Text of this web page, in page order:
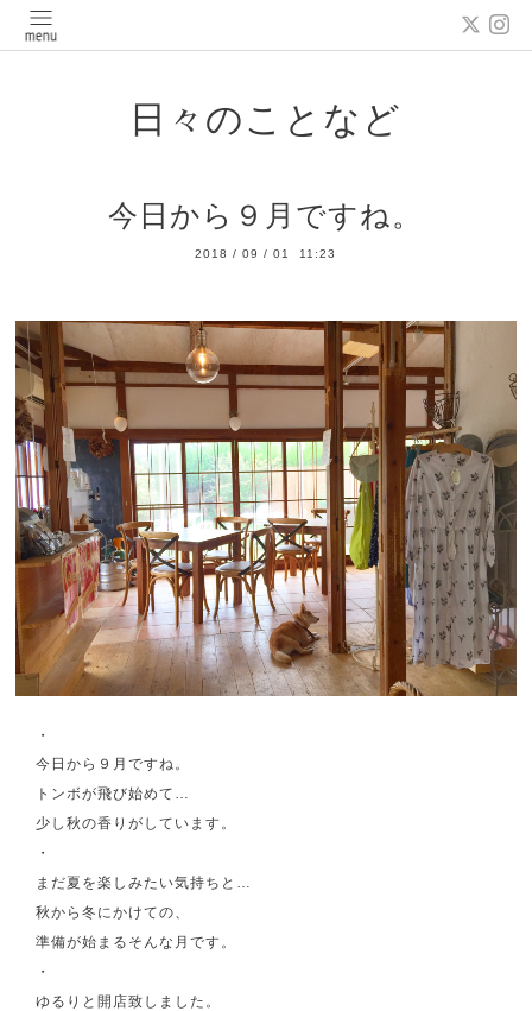
日々のことなど
今日から９月ですね。
2018 /09 /01 11:23
・
今日から９月ですね。
トンボが飛び始めて…
少し秋の香りがしています。
・
まだ夏を楽しみたい気持ちと…
秋から冬にかけての、
準備が始まるそんな月です。
・
ゆるりと開店致しました。